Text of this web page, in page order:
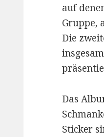
auf
Gruppe,
Die
Das
Sticker